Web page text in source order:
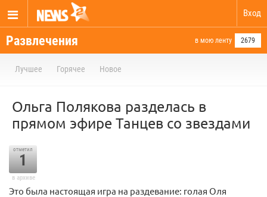
Вход
Развлечения в мою ленту 2679
Лучшее Горячее Новое
Ольга Полякова разделась в
прямом эфире Танцев со звездами
отметил
1
в архиве
Это была настоящая игра на раздевание: голая Оля